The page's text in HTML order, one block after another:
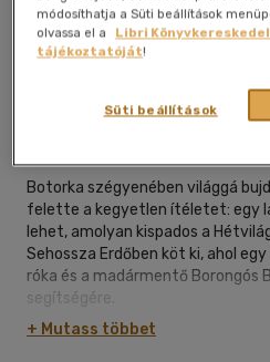
Kívánságlistához adom
Csimota Könyvkiadó|2025
Botorka szégyenében világgá
felette a kegyetlen ítéletet: egy
lehet, amolyan kispados a
Sehossza Erdőben köt ki, ahol
róka és a madármentő Borongós
segítségére.
+ Mutass többet
módosíthatja a Süti beállítások
olvassa el a
Libri
tájékoztatóját!
Süti beállítások